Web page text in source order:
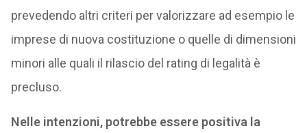
prevedendo altri criteri per valorizzare ad esempio le
imprese di nuova costituzione o quelle di dimensioni
minori alle quali il rilascio del rating di legalità è
precluso.
Nelle intenzioni, potrebbe essere positiva la